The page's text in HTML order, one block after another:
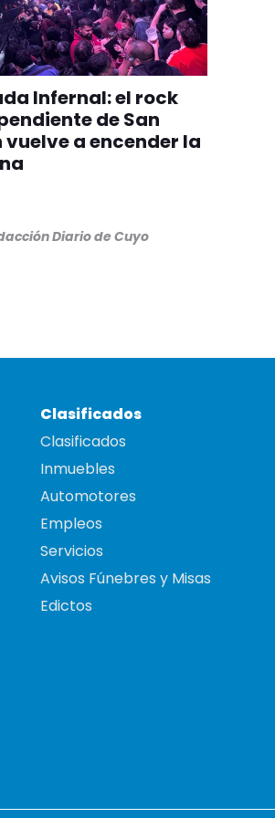
Infernal: el rock
de San
vuelve a encender la
Diario de Cuyo
Clasificados
Clasificados
Inmuebles
Automotores
Empleos
Servicios
Avisos Fúnebres y Misas
Edictos